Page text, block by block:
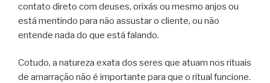
contato direto com deuses, orixás ou mesmo anjos ou
está mentindo para não assustar o cliente, ou não
entende nada do que está falando.
Cotudo, a natureza exata dos seres que atuam nos rituais
de amarração não é importante para que o ritual funcione.